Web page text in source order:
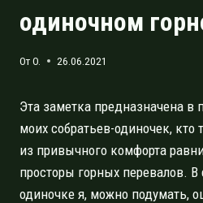
одиночном
ОтO. 26.06.2021
Эта заметка предназначена в
моих собратьев-одиночек, кто
из привычного комфорта
просторы горных перевалов. В
одиночке я, можно подумать,